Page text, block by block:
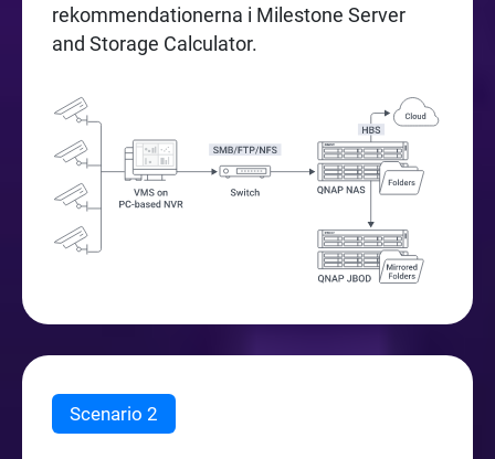
rekommendationerna i Milestone Server
and Storage Calculator.
Scenario 2